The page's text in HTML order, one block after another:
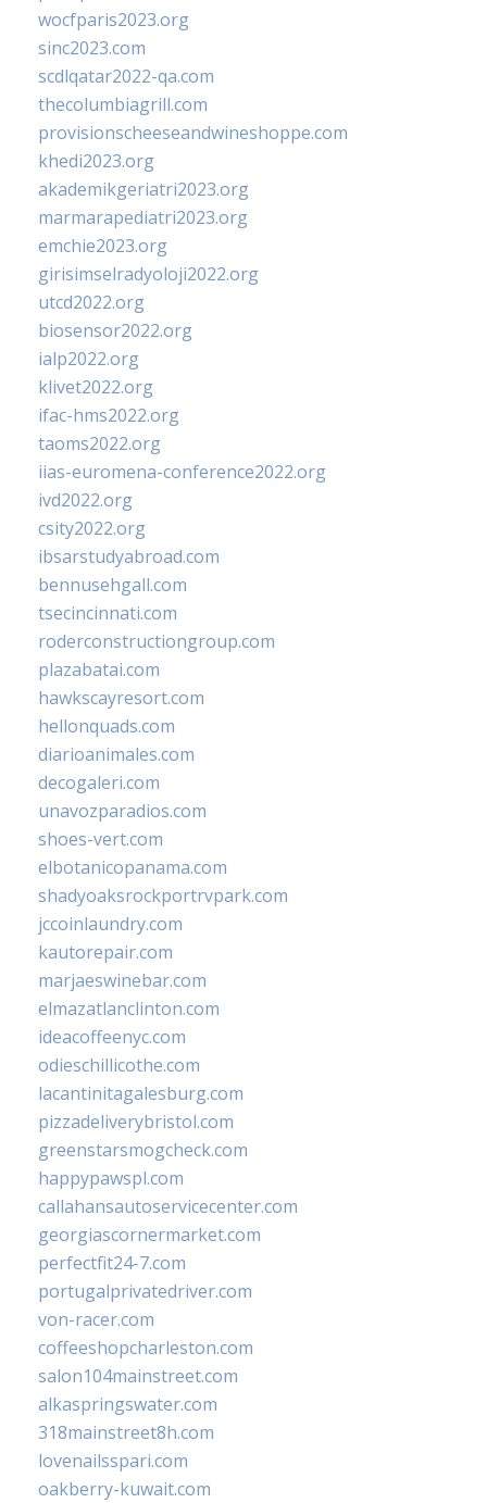
wocfparis2023.org
sinc2023.com
scdlqatar2022-qa.com
thecolumbiagrill.com
provisionscheeseandwineshoppe.com
khedi2023.org
akademikgeriatri2023.org
marmarapediatri2023.org
emchie2023.org
girisimselradyoloji2022.org
utcd2022.org
biosensor2022.org
ialp2022.org
klivet2022.org
ifac-hms2022.org
taoms2022.org
iias-euromena-conference2022.org
ivd2022.org
csity2022.org
ibsarstudyabroad.com
bennusehgall.com
tsecincinnati.com
roderconstructiongroup.com
plazabatai.com
hawkscayresort.com
hellonquads.com
diarioanimales.com
decogaleri.com
unavozparadios.com
shoes-vert.com
elbotanicopanama.com
shadyoaksrockportrvpark.com
jccoinlaundry.com
kautorepair.com
marjaeswinebar.com
elmazatlanclinton.com
ideacoffeenyc.com
odieschillicothe.com
lacantinitagalesburg.com
pizzadeliverybristol.com
greenstarsmogcheck.com
happypawspl.com
callahansautoservicecenter.com
georgiascornermarket.com
perfectfit24-7.com
portugalprivatedriver.com
von-racer.com
coffeeshopcharleston.com
salon104mainstreet.com
alkaspringswater.com
318mainstreet8h.com
lovenailsspari.com
oakberry-kuwait.com